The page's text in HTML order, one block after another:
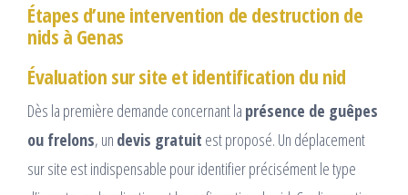
Étapes d’une intervention de destruction de
nids à Genas
Évaluation sur site et identification du nid
Dès la première demande concernant la présence de guêpes
ou frelons, un devis gratuit est proposé. Un déplacement
sur site est indispensable pour identifier précisément le type